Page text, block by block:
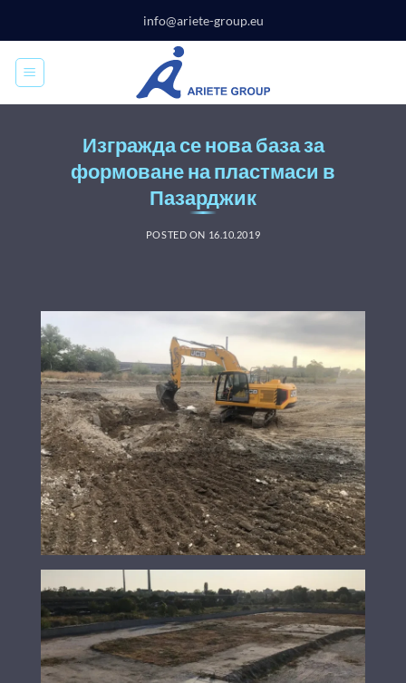
content
info@ariete-group.eu
Изгражда се нова база за
формоване на пластмаси в
Пазарджик
POSTED ON 16.10.2019